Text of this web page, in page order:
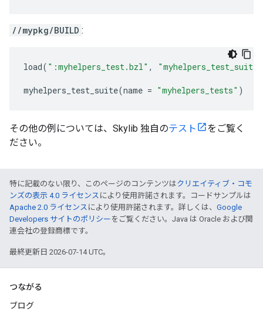
//mypkg/BUILD :
load( ":myhelpers_test.bzl" , "myhelpers_test_suite"
myhelpers_test_suite(name = "myhelpers_tests" )
その他の例については、Skylib 独自のテスト
をご覧く
ださい。
特に記載のない限り、このページのコンテンツはクリエイティブ・コモ
ンズの表示 4.0 ライセンス により使用許諾されます。コードサンプルは
Apache 2.0 ライセンス により使用許諾されます。詳しくは、 Google
Developers サイトのポリシー をご覧ください。Java は Oracle および関
連会社の登録商標です。
最終更新日 2026-07-14 UTC。
つながる
ブログ